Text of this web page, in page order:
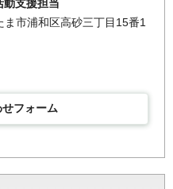
動支援担当
市浦和区高砂三丁目15番1
フォーム